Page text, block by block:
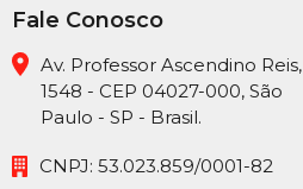
Fale Conosco
Av. Professor Ascendino Reis,
1548 - CEP 04027-000, São
Paulo - SP - Brasil.
CNPJ: 53.023.859/0001-82